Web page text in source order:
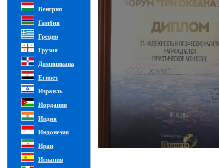
Венгрия
Гамбия
Греция
Грузия
Доминикана
Египет
Израиль
Иордания
Индия
Индонезия
Иран
Испания